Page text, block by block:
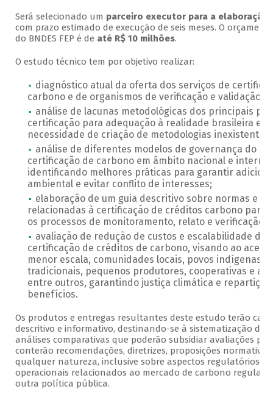
Será selecionado um parceiro executor para a
com prazo estimado de execução de seis meses. O
do BNDES FEP é de até R$ 10 milhões.
O estudo técnico tem por objetivo realizar:
diagnóstico atual da oferta dos serviços de
carbono e de organismos de verificação e validação;
análise de lacunas metodológicas dos principais
certificação para adequação à realidade brasileira e
necessidade de criação de metodologias inexistentes;
análise de diferentes modelos de governança do
certificação de carbono em âmbito nacional e
identificando melhores práticas para garantir
ambiental e evitar conflito de interesses;
elaboração de um guia descritivo sobre normas e
relacionadas à certificação de créditos carbono para
os processos de monitoramento, relato e verificação
avaliação de redução de custos e escalabilidade do
certificação de créditos de carbono, visando ao
menor escala, comunidades locais, povos indígenas
tradicionais, pequenos produtores, cooperativas e
entre outros, garantindo justiça climática e
benefícios.
Os produtos e entregas resultantes deste estudo terão
descritivo e informativo, destinando-se à sistematização de
análises comparativas que poderão subsidiar avaliações
conterão recomendações, diretrizes, proposições
qualquer natureza, inclusive sobre aspectos regulatórios,
operacionais relacionados ao mercado de carbono
outra política pública.